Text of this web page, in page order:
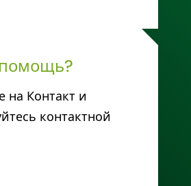
на Контакт и
контактной